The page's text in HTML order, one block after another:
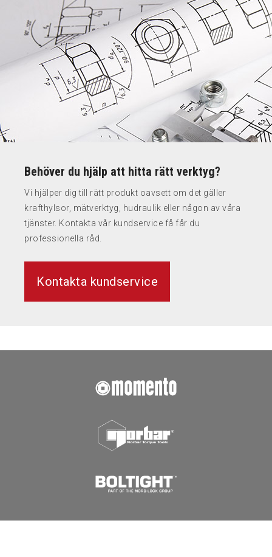
Behöver du hjälp att hitta rätt verktyg?
Vi hjälper dig till rätt produkt oavsett om det gäller
krafthylsor, mätverktyg, hudraulik eller någon av våra
tjänster. Kontakta vår kundservice få får du
professionella råd.
Kontakta kundservice